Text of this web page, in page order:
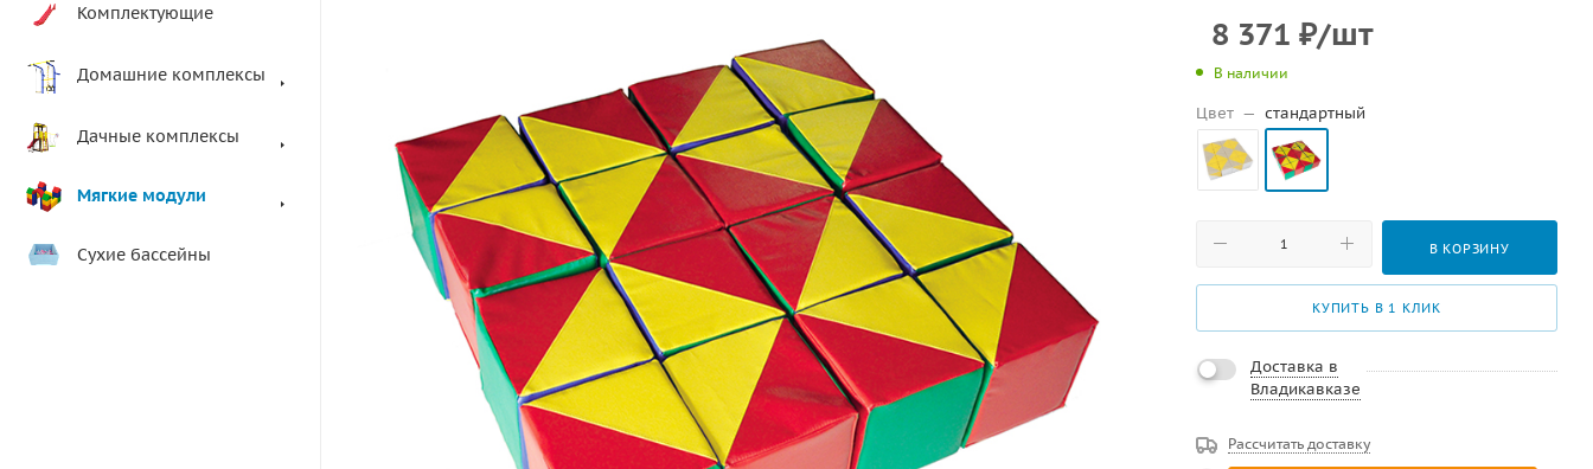
Комплектующие
Домашние комплексы
Дачные комплексы
Мягкие модули
Сухие бассейны
8 371 ₽/шт
В наличии
Цвет — стандартный
В КОРЗИНУ
КУПИТЬ В 1 КЛИК
Доставка в
Владикавказе
Рассчитать доставку